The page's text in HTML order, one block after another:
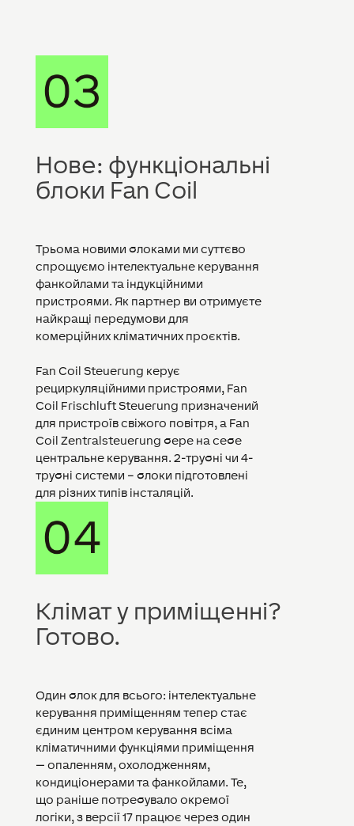
Нове: функціональні
блоки Fan Coil
Трьома новими блоками ми суттєво
спрощуємо інтелектуальне керування
фанкойлами та індукційними
пристроями. Як партнер ви отримуєте
найкращі передумови для
комерційних кліматичних проєктів.
Fan Coil Steuerung керує
рециркуляційними пристроями, Fan
Coil Frischluft Steuerung призначений
для пристроїв свіжого повітря, а Fan
Coil Zentralsteuerung бере на себе
центральне керування. 2-трубні чи 4-
трубні системи – блоки підготовлені
для різних типів інсталяцій.
Клімат у приміщенні?
Готово.
Один блок для всього: інтелектуальне
керування приміщенням тепер стає
єдиним центром керування всіма
кліматичними функціями приміщення
— опаленням, охолодженням,
кондиціонерами та фанкойлами. Те,
що раніше потребувало окремої
логіки, з версії 17 працює через один